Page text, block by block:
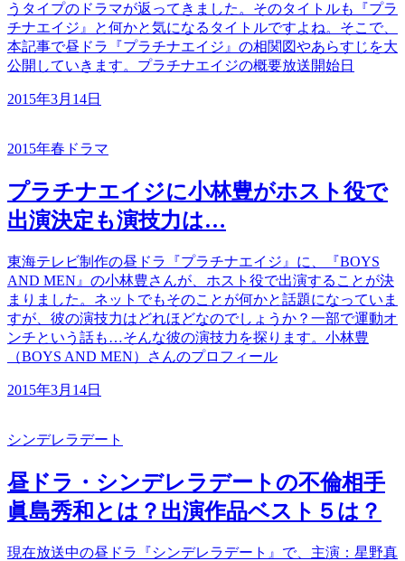
うタイプのドラマが返ってきました。そのタイトルも『プラ
チナエイジ』と何かと気になるタイトルですよね。そこで、
本記事で昼ドラ『プラチナエイジ』の相関図やあらすじを大
公開していきます。プラチナエイジの概要放送開始日
2015年3月14日
2015年春ドラマ
プラチナエイジに小林豊がホスト役で
出演決定も演技力は…
東海テレビ制作の昼ドラ『プラチナエイジ』に、『BOYS
AND MEN』の小林豊さんが、ホスト役で出演することが決
まりました。ネットでもそのことが何かと話題になっていま
すが、彼の演技力はどれほどなのでしょうか？一部で運動オ
ンチという話も…そんな彼の演技力を探ります。小林豊
（BOYS AND MEN）さんのプロフィール
2015年3月14日
シンデレラデート
昼ドラ・シンデレラデートの不倫相手
眞島秀和とは？出演作品ベスト５は？
現在放送中の昼ドラ『シンデレラデート』で、主演：星野真